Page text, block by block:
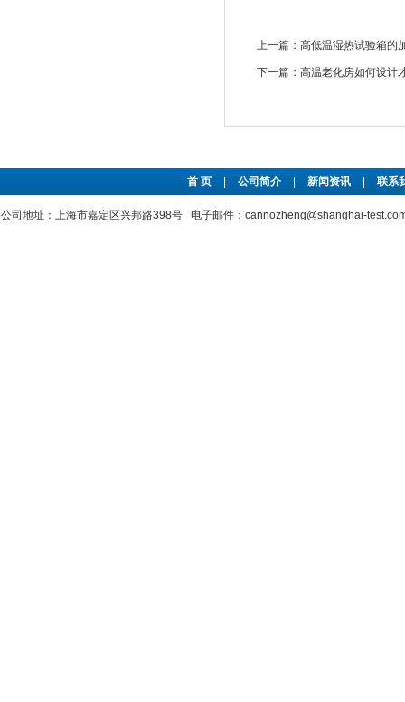
上一篇： 高低温湿热试验箱的
下一篇： 高温老化房如何设计
首 页 公司简介 新闻资讯 联系
公司地址：上海市嘉定区兴邦路398号 电子邮件：cannozheng@shanghai-